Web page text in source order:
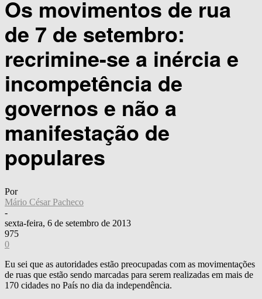
Os movimentos de rua
de 7 de setembro:
recrimine-se a inércia e
incompetência de
governos e não a
manifestação de
populares
Por
Mário César Pacheco
-
sexta-feira, 6 de setembro de 2013
975
0
Eu sei que as autoridades estão preocupadas com as movimentações
de ruas que estão sendo marcadas para serem realizadas em mais de
170 cidades no País no dia da independência.